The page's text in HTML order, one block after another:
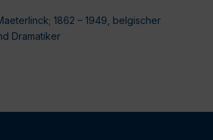
1862 – 1949, belgischer
Dramatiker